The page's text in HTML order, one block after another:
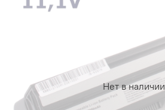
Нет в наличии